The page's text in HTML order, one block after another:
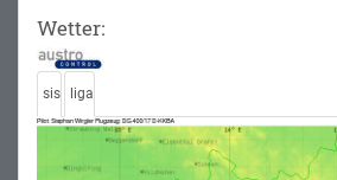
Wetter:
sis liga